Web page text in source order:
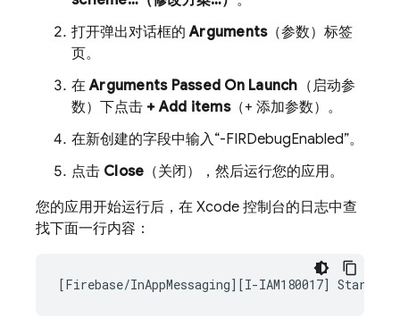
打开弹出对话框的Arguments（参数）标签
页。
在Arguments Passed On Launch （启动参
数）下点击 + Add items（+ 添加参数）。
在新创建的字段中输入“-FIRDebugEnabled”。
点击 Close （关闭），然后运行您的应用。
您的应用开始运行后，在 Xcode 控制台的日志中查
找下面一行内容：